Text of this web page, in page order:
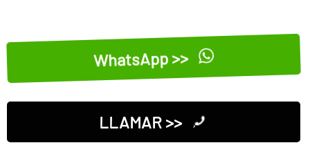
WhatsApp >>
LLAMAR >>